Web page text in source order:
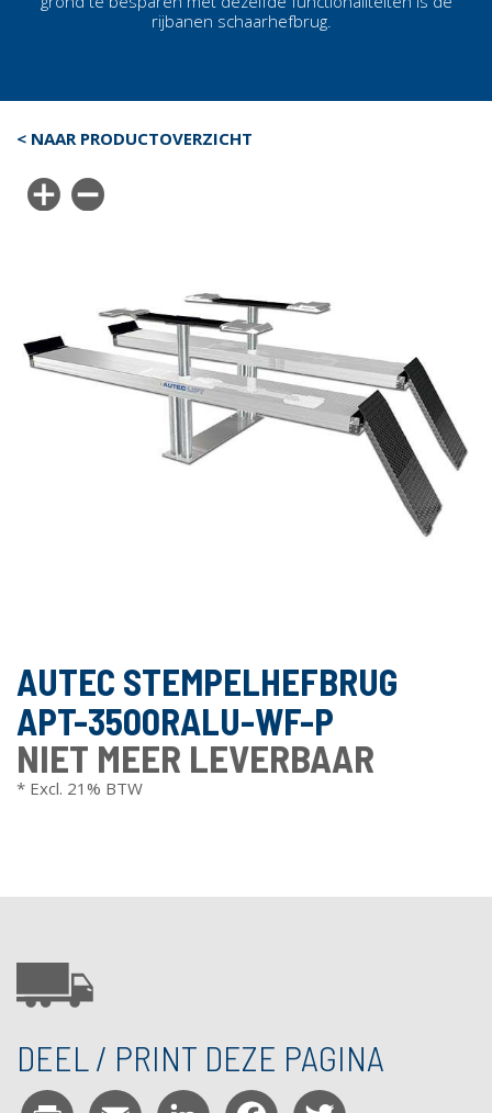
rijbanen schaarhefbrug.
< NAAR PRODUCTOVERZICHT
AUTEC STEMPELHEFBRUG
APT-3500RALU-WF-P
NIET MEER LEVERBAAR
* Excl. 21% BTW
DEEL / PRINT DEZE PAGINA